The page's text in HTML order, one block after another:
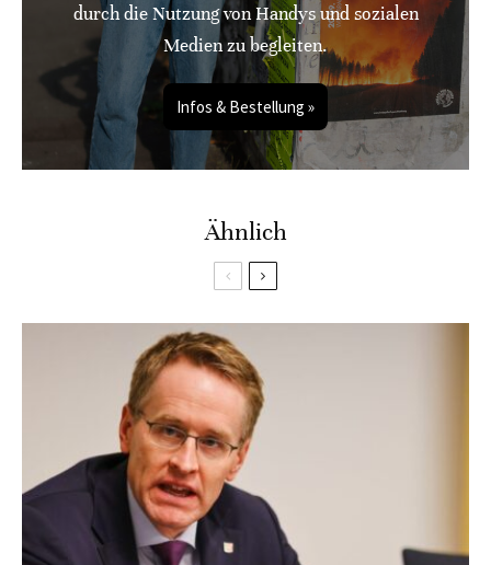
durch die Nutzung von Handys und sozialen
Medien zu begleiten.
Infos & Bestellung »
Ähnlich